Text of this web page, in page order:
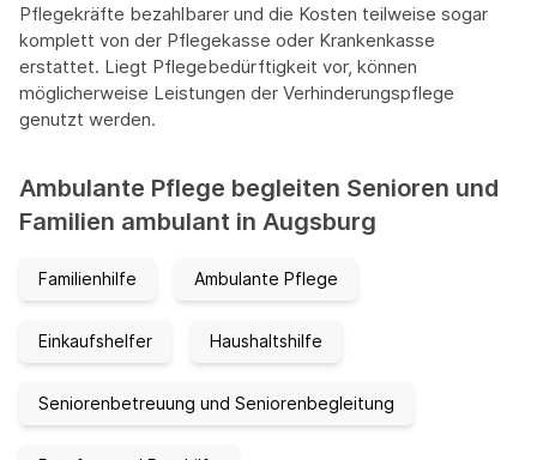
Pflegekräfte bezahlbarer und die Kosten teilweise sogar
komplett von der Pflegekasse oder Krankenkasse
erstattet. Liegt Pflegebedürftigkeit vor, können
möglicherweise Leistungen der Verhinderungspflege
genutzt werden.
Ambulante Pflege begleiten Senioren und
Familien ambulant in Augsburg
Familienhilfe Ambulante Pflege
Einkaufshelfer Haushaltshilfe
Seniorenbetreuung und Seniorenbegleitung